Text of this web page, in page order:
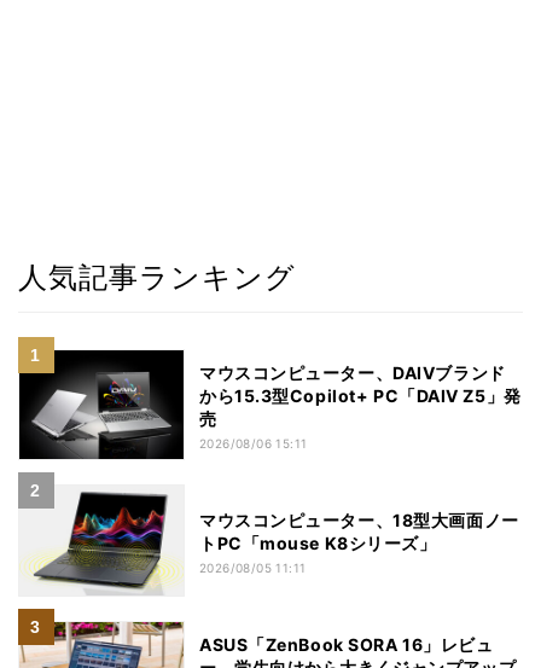
人気記事ランキング
マウスコンピューター、DAIVブランド
から15.3型Copilot+ PC「DAIV Z5」発
売
2026/08/06 15:11
マウスコンピューター、18型大画面ノー
トPC「mouse K8シリーズ」
2026/08/05 11:11
ASUS「ZenBook SORA 16」レビュ